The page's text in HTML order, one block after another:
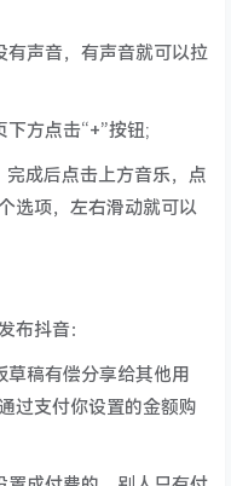
有声音，有声音就可以拉
方点击“+”按钮;
成后点击上方音乐，点
选项，左右滑动就可以
布抖音：
稿有偿分享给其他用
过支付你设置的金额购